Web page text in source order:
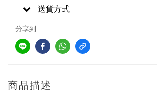
送貨方式
分享到
商品描述